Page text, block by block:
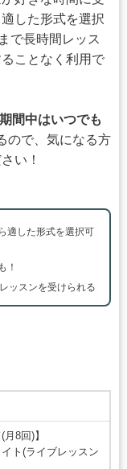
した形式を選択
で長時間レッス
ことなく利用で
間中はいつでも
ので、気になる方
い！
適した形式を選択可
！
ッスンを受けられる
8回)】
ト(ライブレッスン